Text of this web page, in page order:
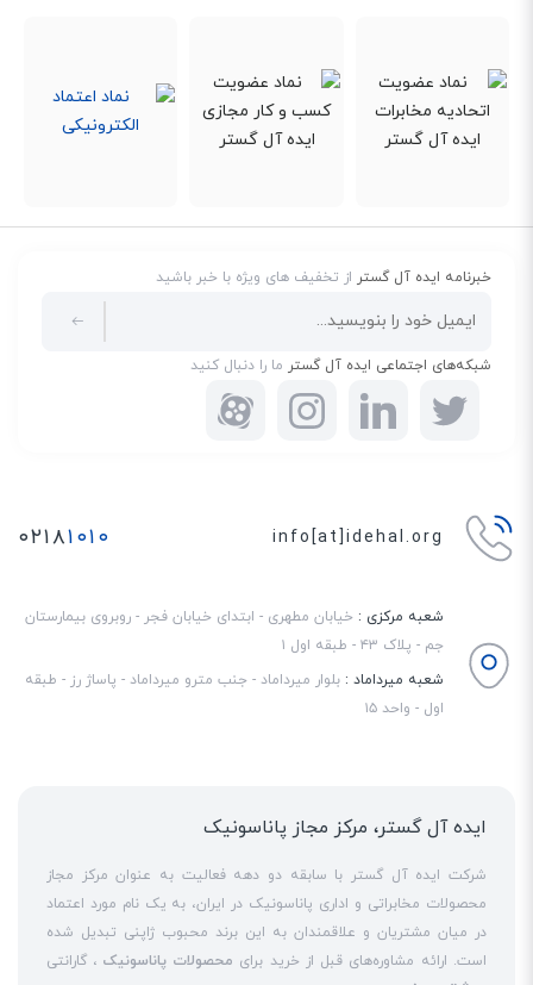
پشتیبانی از تکنولوژی ECO
بر اساس این فناوری، اگر گوشی بیسیم در فاصله نزدیکی از دستگاه پایه قرار داشته
سبب می‌شود تا مصرف باتری کمتر شده و کاربران بتوانند برای مدت طولانی‌تری از
علاقمندان به محیط زیست به شمار می‌رود.
6.0 PLUS استفاده کرده است. این قابلیت سبب می‌شود تا علاوه بر افزایش کیفیت
مکالمات، امنیت آن‌ها نیز تا حد زیادی بالاتر برود. علاوه بر این، کاربران در صورت
خبرنامه ایده آل گستراز تخفیف های ویژه با خبر باشید
شبکه‌های اجتماعی ایده آل گسترما را دنبال کنید
info[at]idehal.org ۰۲۱۸۱۰۱۰
شعبه مرکزی : خیابان مطهری - ابتدای خیابان فجر - روبروی بیمارستان
جم - پلاک ۴۳ - طبقه اول ۱
شعبه میرداماد : بلوار میرداماد - جنب مترو میرداماد - پاساژ رز - طبقه
اول - واحد ۱۵
ایده آل گستر، مرکز مجاز پاناسونیک
شرکت ایده آل گستر با سابقه دو دهه فعالیت به عنوان مرکز مجاز
محصولات مخابراتی و اداری پاناسونیک در ایران، به یک نام مورد اعتماد
در میان مشتریان و علاقمندان به این برند محبوب ژاپنی تبدیل شده
است. ارائه مشاوره‌های قبل از خرید برایمحصولات پاناسونیک، گارانتی